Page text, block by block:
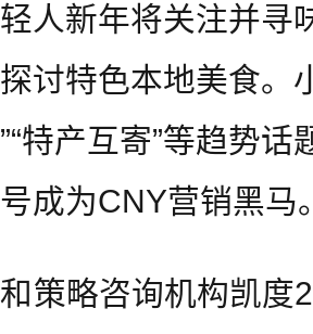
人新年将关注并寻
讨特色本地美食。
特产互寄”等趋势
成为CNY营销黑马
策略咨询机构凯度